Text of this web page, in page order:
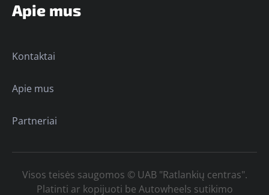
Apie mus
Kontaktai
Apie mus
Partneriai
Visos teisės saugomos © UAB "Ratlankių centras".
Platinti ar kopijuoti be Autowheels sutikimo